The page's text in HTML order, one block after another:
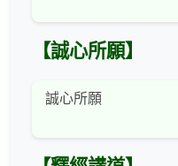
【誠心所願】
誠心所願